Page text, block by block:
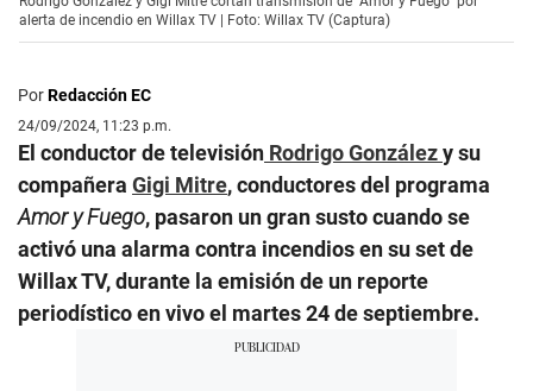
alerta de incendio en Willax TV | Foto: Willax TV (Captura)
PorRedacción EC
24/09/2024, 11:23 p.m.
El conductor de televisión Rodrigo Gonzálezy su
compañera Gigi Mitre, conductores del programa
Amor y Fuego, pasaron un gran susto cuando se
activó una alarma contra incendios en su set de
Willax TV, durante la emisión de un reporte
periodístico en vivo el martes 24 de septiembre.